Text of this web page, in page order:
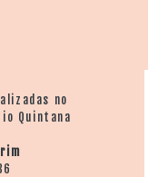
no
Quintana